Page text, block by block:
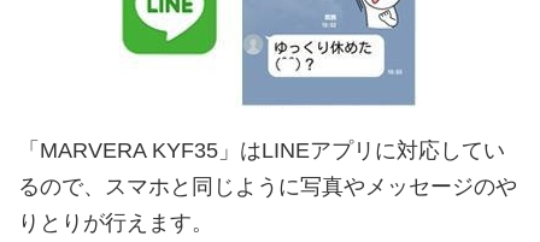
「MARVERA KYF35」はLINEアプリに対応してい
るので、スマホと同じように写真やメッセージのや
りとりが行えます。